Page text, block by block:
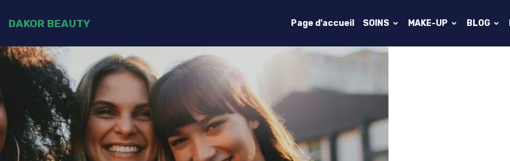
DAKOR BEAUTY Page d'accueil SOINS MAKE-UP BLOG